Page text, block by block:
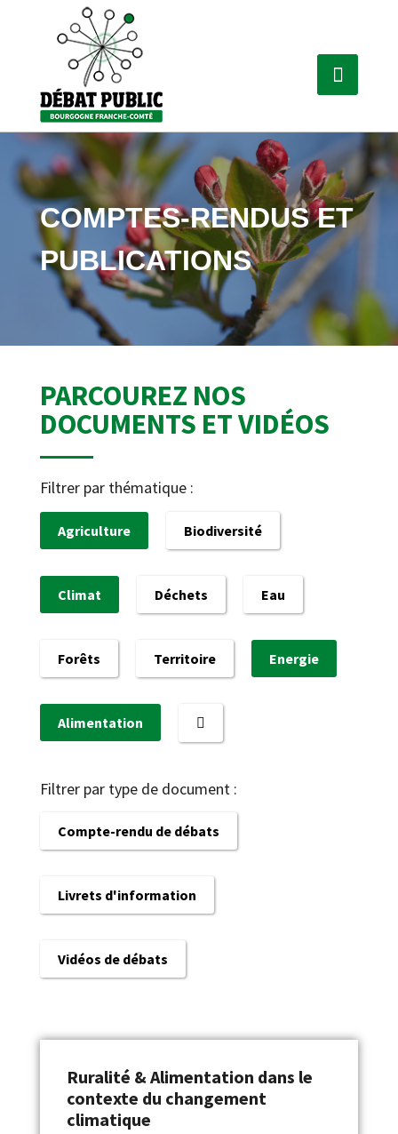
COMPTES-RENDUS ET
PUBLICATIONS
PARCOUREZ NOS
DOCUMENTS ET VIDÉOS
Filtrer par thématique :
Agriculture Biodiversité
Climat Déchets Eau
Forêts Territoire Energie
Alimentation
Filtrer par type de document :
Compte-rendu de débats
Livrets d'information
Vidéos de débats
Ruralité & Alimentation dans le
contexte du changement
climatique